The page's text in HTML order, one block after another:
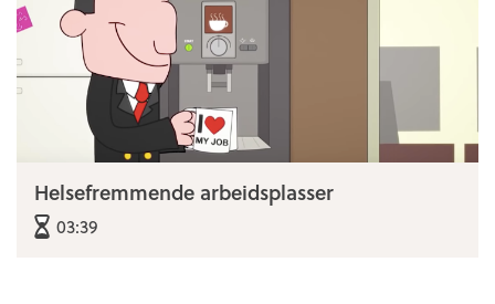
Helsefremmende arbeidsplasser
03:39